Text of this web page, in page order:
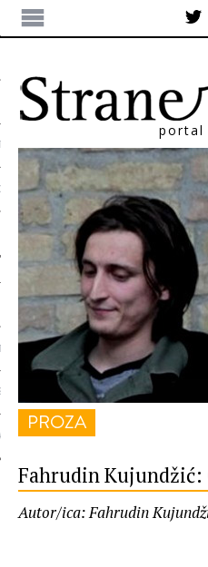
portal
PROZA
Fahrudin Kujundžić:
Autor/ica: Fahrudin